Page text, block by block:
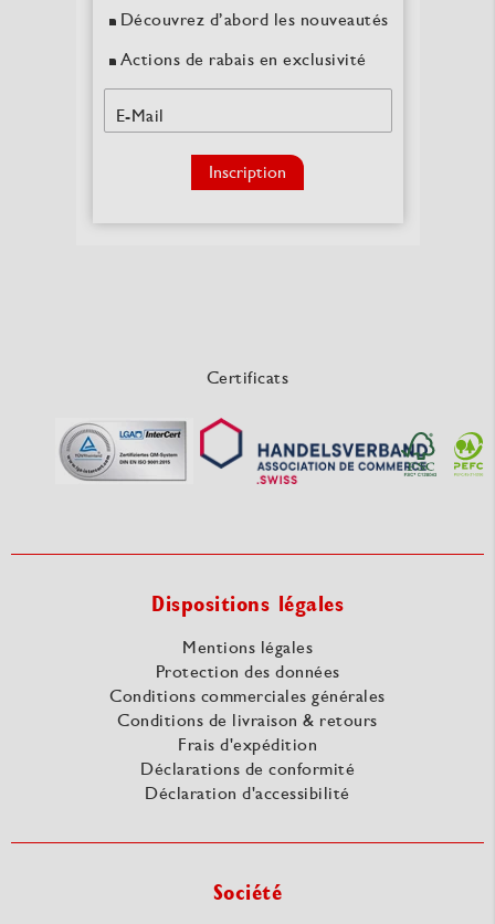
Découvrez d’abord les nouveautés
Actions de rabais en exclusivité
E-Mail
Inscription
Certificats
Dispositions légales
Mentions légales
Protection des données
Conditions commerciales générales
Conditions de livraison & retours
Frais d'expédition
Déclarations de conformité
Déclaration d'accessibilité
Société